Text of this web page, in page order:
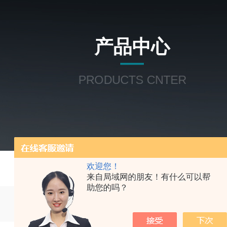
欢迎您！
来自局域网的朋友！有什么可以帮
助您的吗？
产品中心
PRODUCTS CNTER
当前位置：